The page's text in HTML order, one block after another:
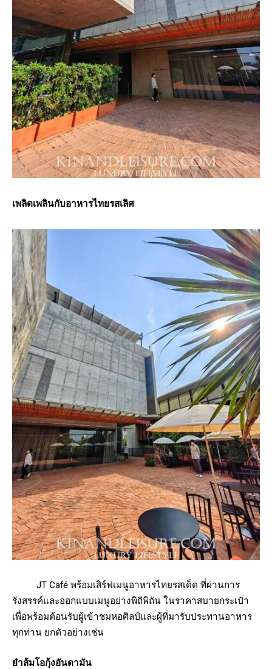
เพลิดเพลินกับอาหารไทยรสเลิศ
JT Café พร้อมเสิร์ฟเมนูอาหารไทยรสเด็ด ที่ผ่านการ
รังสรรค์และออกแบบเมนูอย่างพิถีพิถัน ในราคาสบายกระเป๋า
เพื่อพร้อมต้อนรับผู้เข้าชมหอศิลป์และผู้ที่มารับประทานอาหาร
ทุกท่าน ยกตัวอย่างเช่น
ยำส้มโอกุ้งอันดามัน